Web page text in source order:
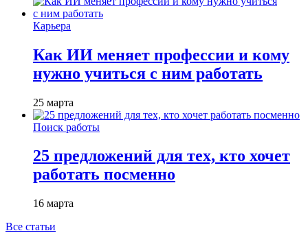
Карьера
Как ИИ меняет профессии и кому
нужно учиться с ним работать
25 марта
Поиск работы
25 предложений для тех, кто хочет
работать посменно
16 марта
Все статьи